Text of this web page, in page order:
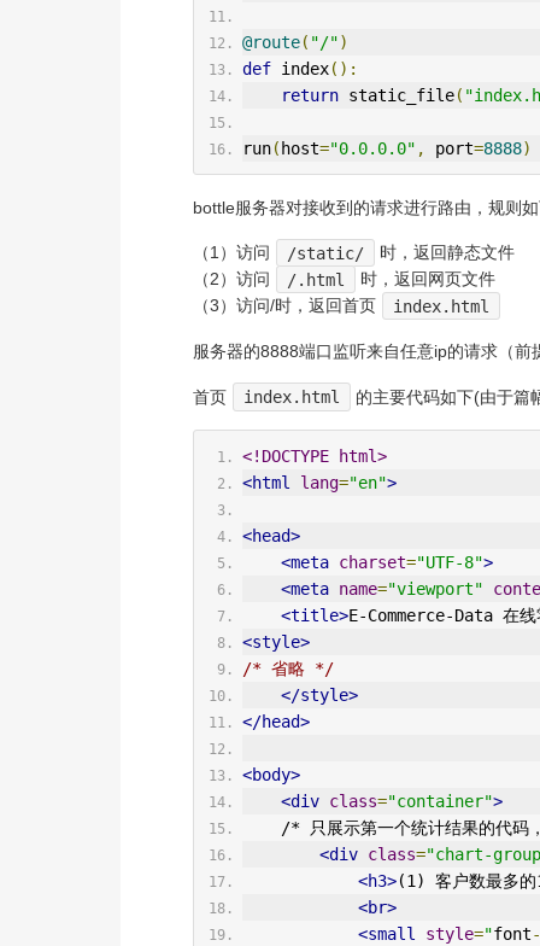
@route( "/")
def index():
return static_file(
run(host="0.0.0.0" , port=8888)
bottle服务器对接收到的请求进行路由，规则
（1）访问 /static/
时，返回静态文件
（2）访问
/.html
时，返回网页文件
（3）访问/时，返回首页
index.html
服务器的8888端口监听来自任意ip的请求（
首页 index.html 的主要代码如下(由于篇
<!DOCTYPE html>
<html
lang="en">
<head>
<meta charset="UTF-8">
<meta name="viewport"
<title>E-Commerce-Data 在线
<style>
/* 省略 */
</style>
</head>
<body>
<div class="container">
/* 只展示第一个统计结果的代
<div class="chart-
<h3>(1) 客户数最多的
<br>
<small
style="font-